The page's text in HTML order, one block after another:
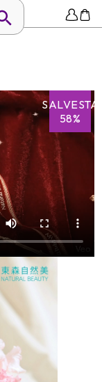
SALVESTA
58%